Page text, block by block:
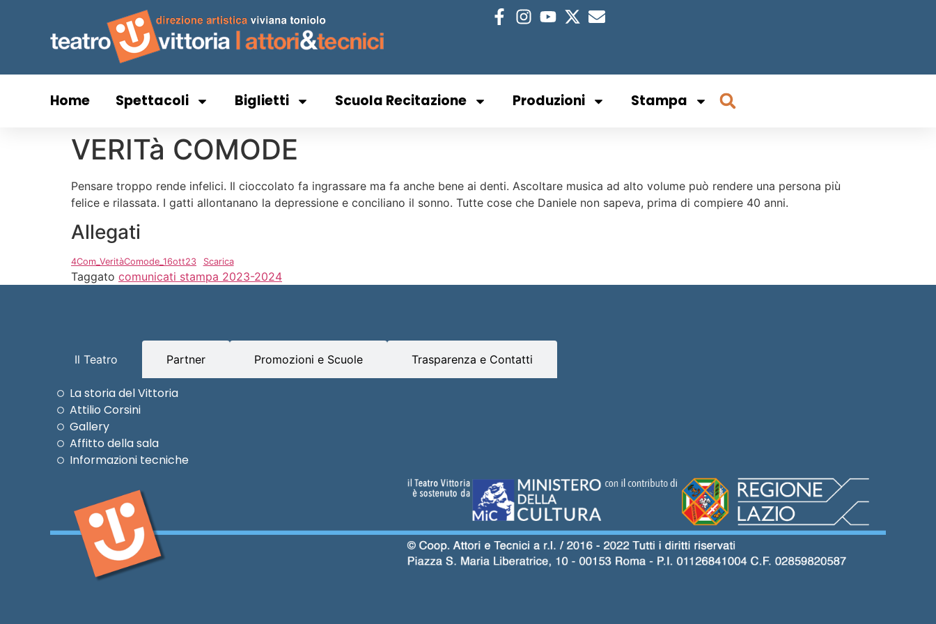
Home Spettacoli Biglietti Scuola Recitazione Produzioni Stampa
VERITà COMODE
Pensare troppo rende infelici. Il cioccolato fa ingrassare ma fa anche bene ai denti. Ascoltare musica ad alto volume può rendere una persona più
felice e rilassata. I gatti allontanano la depressione e conciliano il sonno. Tutte cose che Daniele non sapeva, prima di compiere 40 anni.
Allegati
4Com_VeritàComode_16ott23 Scarica
Taggato comunicati stampa 2023-2024
Il Teatro Partner Promozioni e Scuole Trasparenza e Contatti
La storia del Vittoria
Attilio Corsini
Gallery
Affitto della sala
Informazioni tecniche